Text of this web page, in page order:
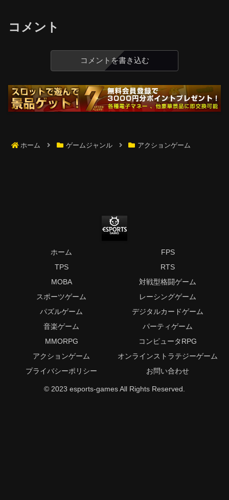
コメント
コメントを書き込む
ホーム ゲームジャンル アクションゲーム
ホーム
FPS
TPS
RTS
MOBA
対戦型格闘ゲーム
スポーツゲーム
レーシングゲーム
パズルゲーム
デジタルカードゲーム
音楽ゲーム
パーティゲーム
MMORPG
コンピュータRPG
アクションゲーム
オンラインストラテジーゲーム
プライバシーポリシー
お問い合わせ
© 2023 esports-games All Rights Reserved.